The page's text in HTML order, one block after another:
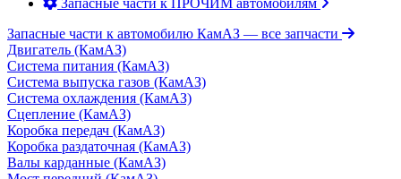
Запасные части к ПРОЧИМ автомобилям
Запасные части к автомобилю КамАЗ — все запчасти
Двигатель (КамАЗ)
Система питания (КамАЗ)
Система выпуска газов (КамАЗ)
Система охлаждения (КамАЗ)
Сцепление (КамАЗ)
Коробка передач (КамАЗ)
Коробка раздаточная (КамАЗ)
Валы карданные (КамАЗ)